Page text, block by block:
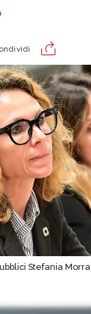
Stefania Morra